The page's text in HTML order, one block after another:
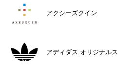
アクシーズクイン
アディダス オリジナルス